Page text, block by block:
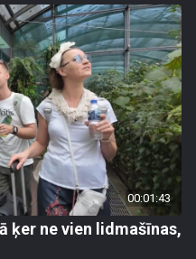
00:01:43
ķer ne vien lidmašīnas,